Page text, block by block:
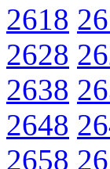
2618
2628
2638
2648
2658